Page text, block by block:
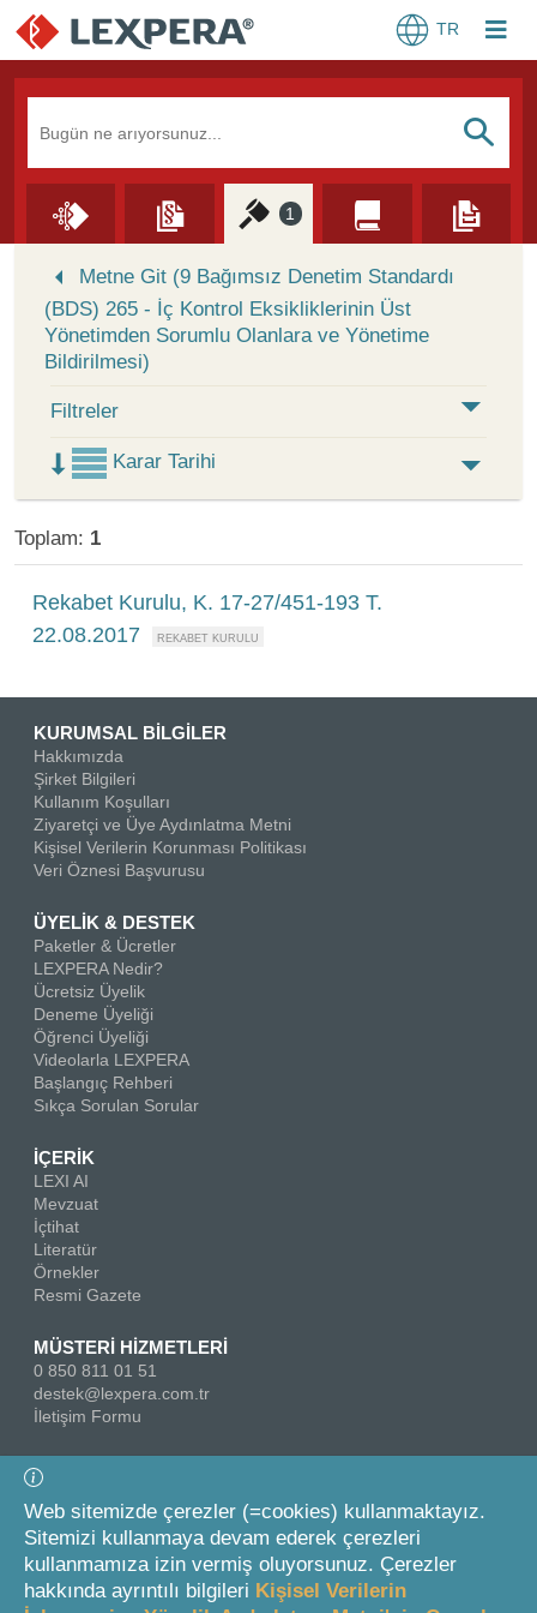
TR
S
1
Metne Git (9 Bağımsız Denetim Standardı
(BDS) 265 - İç Kontrol Eksikliklerinin Üst
Yönetimden Sorumlu Olanlara ve Yönetime
Bildirilmesi)
Filtreler
Karar Tarihi
Toplam: 1
Rekabet Kurulu, K. 17-27/451-193 T.
22.08.2017
KURUMSAL BİLGİLER
Hakkımızda
Şirket Bilgileri
Kullanım Koşulları
Ziyaretçi ve Üye Aydınlatma Metni
Kişisel Verilerin Korunması Politikası
Veri Öznesi Başvurusu
ÜYELİK & DESTEK
Paketler & Ücretler
LEXPERA Nedir?
Ücretsiz Üyelik
Deneme Üyeliği
Öğrenci Üyeliği
Videolarla LEXPERA
Başlangıç Rehberi
Sıkça Sorulan Sorular
İÇERİK
LEXI AI
Mevzuat
İçtihat
Literatür
Örnekler
Resmi Gazete
MÜSTERİ HİZMETLERİ
0 850 811 01 51
destek@lexpera.com.tr
İletişim Formu
Bizi Takip Edin
Web sitemizde çerezler (=cookies) kullanmaktayız.
Sitemizi kullanmaya devam ederek çerezleri
kullanmamıza izin vermiş oluyorsunuz. Çerezler
hakkında ayrıntılı bilgileri Kişisel Verilerin